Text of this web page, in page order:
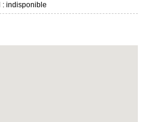
: indisponible